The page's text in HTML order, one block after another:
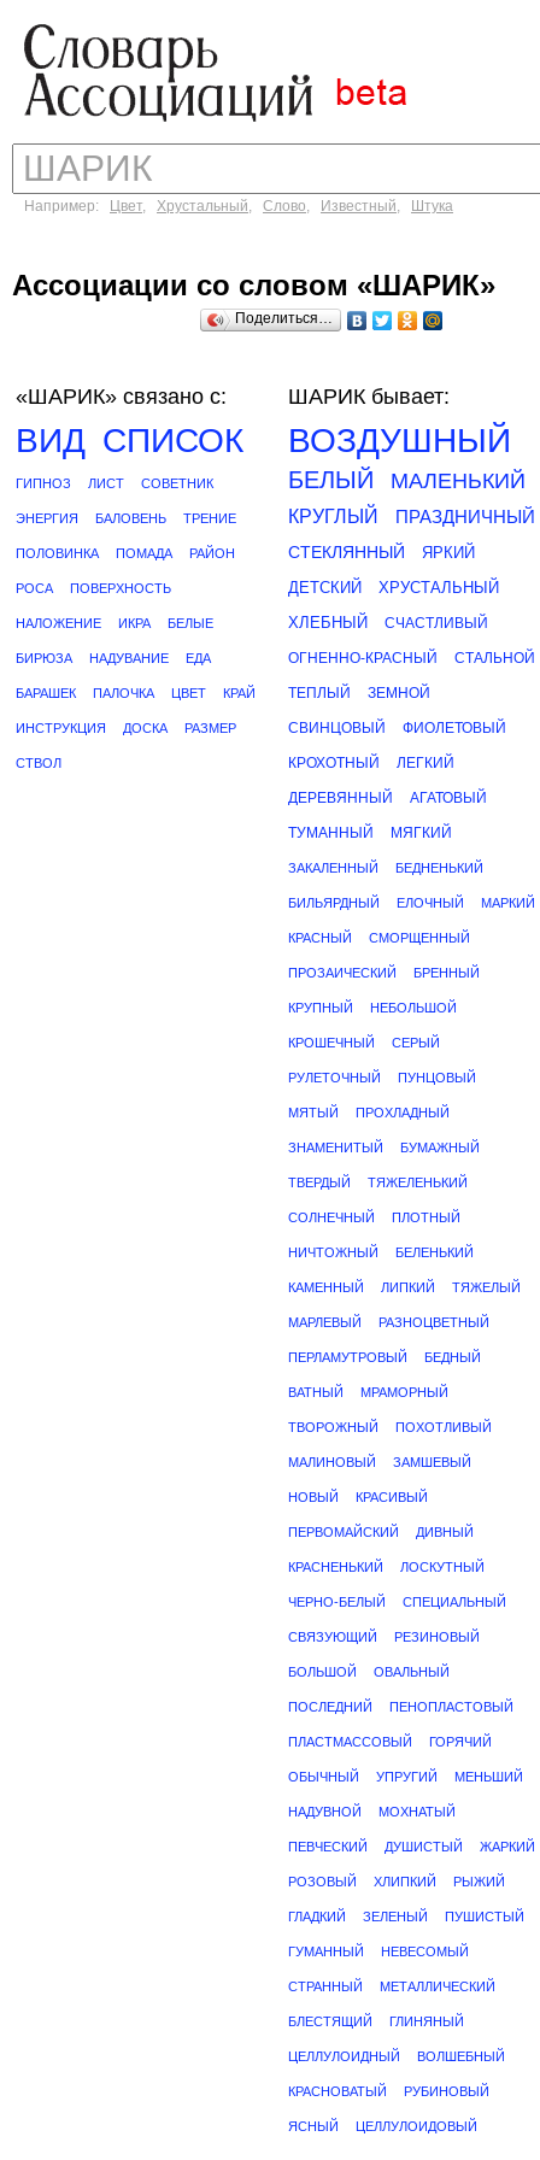
Например: Цвет, Хрустальный, Слово, Известный, Штука
Ассоциации со словом «ШАРИК»
Поделиться…
«ШАРИК» связано с:
ВИД СПИСОК
ГИПНОЗ ЛИСТ СОВЕТНИК
ЭНЕРГИЯ БАЛОВЕНЬ ТРЕНИЕ
ПОЛОВИНКА ПОМАДА РАЙОН
РОСА ПОВЕРХНОСТЬ
НАЛОЖЕНИЕ ИКРА БЕЛЫЕ
БИРЮЗА НАДУВАНИЕ ЕДА
БАРАШЕК ПАЛОЧКА ЦВЕТ КРАЙ
ИНСТРУКЦИЯ ДОСКА РАЗМЕР
СТВОЛ
ШАРИК бывает:
ВОЗДУШНЫЙ
БЕЛЫЙ МАЛЕНЬКИЙ
КРУГЛЫЙ ПРАЗДНИЧНЫЙ
СТЕКЛЯННЫЙ
ЯРКИЙ
ДЕТСКИЙ
ХРУСТАЛЬНЫЙ
ХЛЕБНЫЙ
СЧАСТЛИВЫЙ
ОГНЕННО-КРАСНЫЙ СТАЛЬНОЙ
ТЕПЛЫЙ ЗЕМНОЙ
СВИНЦОВЫЙ ФИОЛЕТОВЫЙ
КРОХОТНЫЙ ЛЕГКИЙ
ДЕРЕВЯННЫЙ АГАТОВЫЙ
ТУМАННЫЙ МЯГКИЙ
ЗАКАЛЕННЫЙ БЕДНЕНЬКИЙ
БИЛЬЯРДНЫЙ ЕЛОЧНЫЙ МАРКИЙ
КРАСНЫЙ СМОРЩЕННЫЙ
ПРОЗАИЧЕСКИЙ БРЕННЫЙ
КРУПНЫЙ НЕБОЛЬШОЙ
КРОШЕЧНЫЙ СЕРЫЙ
РУЛЕТОЧНЫЙ ПУНЦОВЫЙ
МЯТЫЙ ПРОХЛАДНЫЙ
ЗНАМЕНИТЫЙ БУМАЖНЫЙ
ТВЕРДЫЙ ТЯЖЕЛЕНЬКИЙ
СОЛНЕЧНЫЙ ПЛОТНЫЙ
НИЧТОЖНЫЙ БЕЛЕНЬКИЙ
КАМЕННЫЙ ЛИПКИЙ ТЯЖЕЛЫЙ
МАРЛЕВЫЙ РАЗНОЦВЕТНЫЙ
ПЕРЛАМУТРОВЫЙ БЕДНЫЙ
ВАТНЫЙ МРАМОРНЫЙ
ТВОРОЖНЫЙ ПОХОТЛИВЫЙ
МАЛИНОВЫЙ ЗАМШЕВЫЙ
НОВЫЙ КРАСИВЫЙ
ПЕРВОМАЙСКИЙ ДИВНЫЙ
КРАСНЕНЬКИЙ ЛОСКУТНЫЙ
ЧЕРНО-БЕЛЫЙ СПЕЦИАЛЬНЫЙ
СВЯЗУЮЩИЙ РЕЗИНОВЫЙ
БОЛЬШОЙ ОВАЛЬНЫЙ
ПОСЛЕДНИЙ ПЕНОПЛАСТОВЫЙ
ПЛАСТМАССОВЫЙ ГОРЯЧИЙ
ОБЫЧНЫЙ УПРУГИЙ МЕНЬШИЙ
НАДУВНОЙ МОХНАТЫЙ
ПЕВЧЕСКИЙ ДУШИСТЫЙ ЖАРКИЙ
РОЗОВЫЙ ХЛИПКИЙ РЫЖИЙ
ГЛАДКИЙ ЗЕЛЕНЫЙ ПУШИСТЫЙ
ГУМАННЫЙ НЕВЕСОМЫЙ
СТРАННЫЙ МЕТАЛЛИЧЕСКИЙ
БЛЕСТЯЩИЙ ГЛИНЯНЫЙ
ЦЕЛЛУЛОИДНЫЙ ВОЛШЕБНЫЙ
КРАСНОВАТЫЙ РУБИНОВЫЙ
ЯСНЫЙ ЦЕЛЛУЛОИДОВЫЙ